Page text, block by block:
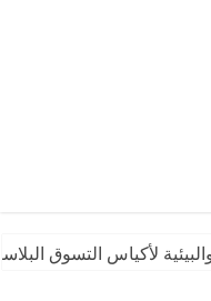
لأكياس التسوق